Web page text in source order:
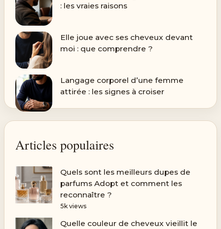
: les vraies raisons
Elle joue avec ses cheveux devant
moi : que comprendre ?
Langage corporel d’une femme
attirée : les signes à croiser
Articles populaires
Quels sont les meilleurs dupes de
parfums Adopt et comment les
reconnaître ?
5k views
Quelle couleur de cheveux vieillit le